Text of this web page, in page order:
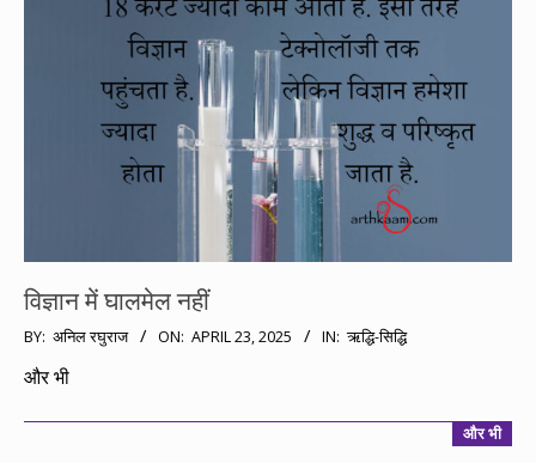
विज्ञान में घालमेल नहीं
2025-
04-
BY: अनिल रघुराज ON: APRIL 23, 2025 IN: ऋद्धि-सिद्धि
और भी
और भी